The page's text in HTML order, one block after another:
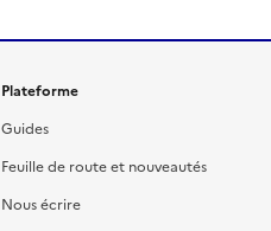
Plateforme
Guides
Feuille de route et nouveautés
Nous écrire